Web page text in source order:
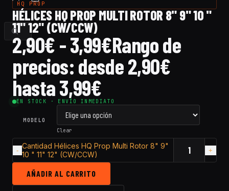
HQ PROP
HÉLICES HQ PROP MULTI ROTOR 8" 9" 10 "
11" 12" (CW/CCW)
2,90€ -3,99€Rango de
precios: desde 2,90€
hasta 3,99€
EN STOCK · ENVÍO INMEDIATO
MODELO
Clear
Cantidad Hélices HQ Prop Multi Rotor 8" 9"
10 " 11" 12" (CW/CCW)
AÑADIR AL CARRITO